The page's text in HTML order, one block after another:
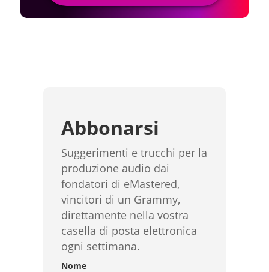
Abbonarsi
Suggerimenti e trucchi per la
produzione audio dai
fondatori di eMastered,
vincitori di un Grammy,
direttamente nella vostra
casella di posta elettronica
ogni settimana.
Nome